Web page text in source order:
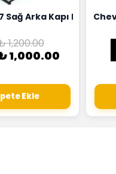
Marka 6223020
Sağ Arka Kapı Kilit
1,200.00
1,000.00
Ekle